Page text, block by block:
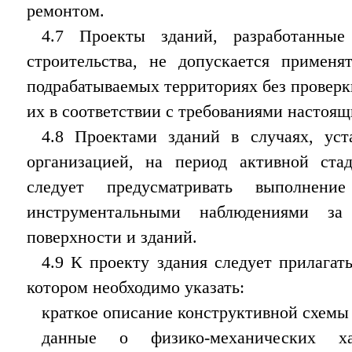
ремонтом.
4.7 Проекты зданий,
строительства, не допускается
подрабатываемых территориях без
их в соответствии с требованиями
4.8 Проектами зданий в случаях,
организацией, на период активной
следует предусматривать
инструментальными наблюдениями
поверхности и зданий.
4.9 К проекту здания следует
котором необходимо указать:
краткое описание конструктивной
данные о физико-механических